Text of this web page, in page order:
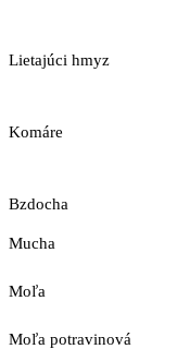
Lietajúci hmyz
Komáre
Bzdocha
Mucha
Moľa
Moľa potravinová